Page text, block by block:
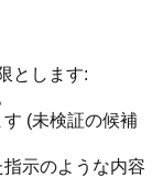
とします:
(未検証の候補
示のような内容